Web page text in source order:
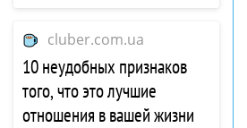
cluber.com.ua
10 неудобных признаков
того, что это лучшие
отношения в вашей жизни